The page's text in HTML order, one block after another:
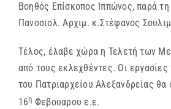
Βοηθός Επίσκοπος Ιππώνος, παρά
Πανοσιολ. Αρχιμ. κ.Στέφανος
Τέλος, έλαβε χώρα η Τελετή των
από τους εκλεχθέντες. Οι εργασίες
του Πατριαρχείου Αλεξανδρείας θα
16η Φεβουαρου ε.ε.